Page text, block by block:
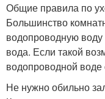
Общие правила по
Большинство
водопроводную
вода. Если такой
водопроводной воде
Не нужно обильно